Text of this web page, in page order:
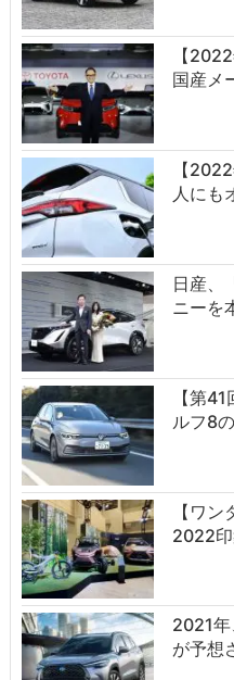
【
国産メ
【
人にも
日産、
ニーを
【第
ルフ8
【ワ
2022印
2021
が予想